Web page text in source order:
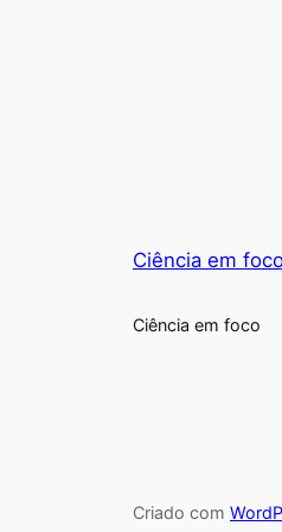
Ciência em
Ciência em foco
Criado com